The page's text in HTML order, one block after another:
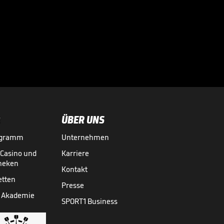
und
Akademie
ÜBER UNS
Unternehmen
Karriere
Kontakt
Presse
SPORT1 Business